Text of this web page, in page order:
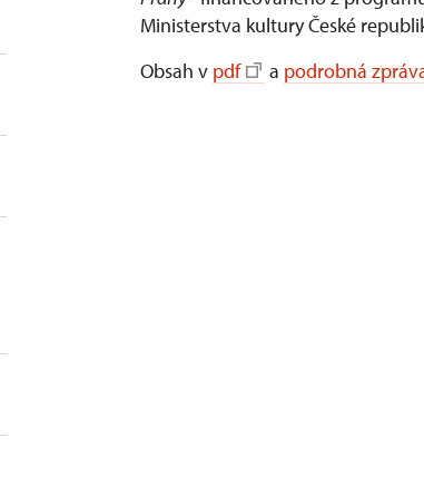
Ministerstva kultury České
Obsah v pdf a podrobná